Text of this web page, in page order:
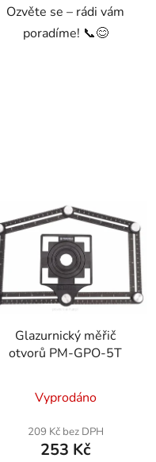
Ozvěte se – rádi vám
poradíme! 📞😊
Glazurnický měřič
otvorů PM-GPO-5T
Vyprodáno
209 Kč bez DPH
253 Kč